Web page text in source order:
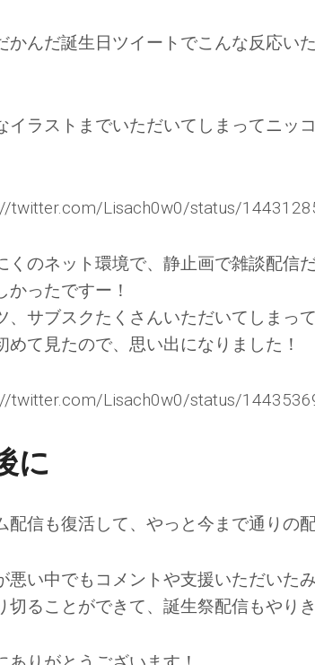
かんだ誕生日ツイートでこんな反応い
イラストまでいただいてしまってニッ
twitter.com/Lisach0w0/status/
くのネット環境で、静止画で雑談配信
かったですー！
、サブスクたくさんいただいてしまっ
めて見たので、思い出になりました！
twitter.com/Lisach0w0/status/
に
配信も復活して、やっと今まで通りの
悪い中でもコメントや支援いただいた
切ることができて、誕生祭配信もやり